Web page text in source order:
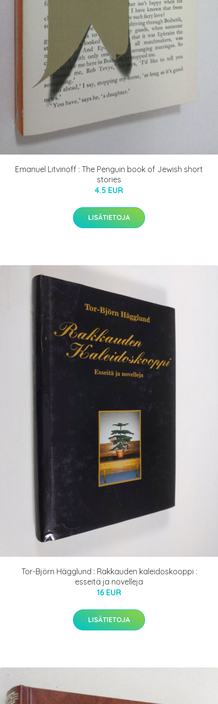
Emanuel Litvinoff : The Penguin book of Jewish short
stories
4.5 EUR
LISÄTIETOJA
Tor-Björn Hägglund : Rakkauden kaleidoskooppi :
esseitä ja novelleja
16 EUR
LISÄTIETOJA